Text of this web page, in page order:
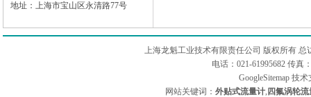
地址：上海市宝山区永清路77号
上海龙魁工业技术有限责任公司 版权所有 总
电话：021-61995682 传真
GoogleSitemap技术
网站关键词： 外贴式流量计, 四氟涡轮流